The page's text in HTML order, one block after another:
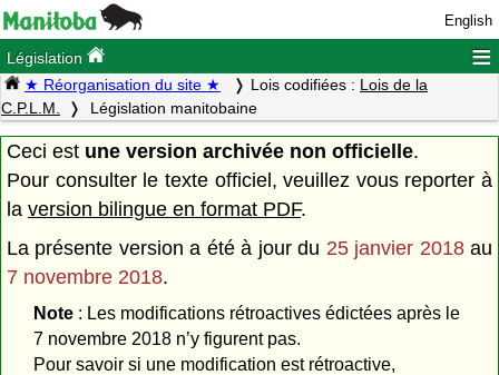
English
Législation ≡
★ Réorganisation du site ★ Lois codifiées : Lois de la
C.P.L.M.
Législation manitobaine
Ceci est une version archivée non officielle.
Pour consulter le texte officiel, veuillez vous reporter à
la version bilingue en format PDF.
La présente version a été à jour du 25 janvier 2018au
7 novembre 2018.
Note: Les modifications rétroactives édictées après le
7 novembre 2018 n’y figurent pas.
Pour savoir si une modification est rétroactive,